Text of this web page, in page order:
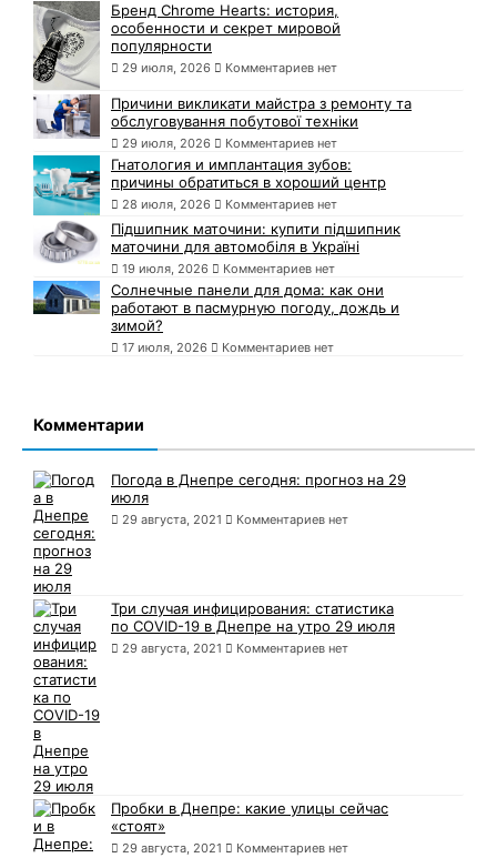
Бренд Chrome Hearts: история,
особенности и секрет мировой
популярности
29 июля, 2026 Комментариев нет
Причини викликати майстра з ремонту та
обслуговування побутової техніки
29 июля, 2026 Комментариев нет
Гнатология и имплантация зубов:
причины обратиться в хороший центр
28 июля, 2026 Комментариев нет
Підшипник маточини: купити підшипник
маточини для автомобіля в Україні
19 июля, 2026 Комментариев нет
Солнечные панели для дома: как они
работают в пасмурную погоду, дождь и
зимой?
17 июля, 2026 Комментариев нет
Комментарии
Погода в Днепре сегодня: прогноз на 29
июля
29 августа, 2021 Комментариев нет
Три случая инфицирования: статистика
по COVID-19 в Днепре на утро 29 июля
29 августа, 2021 Комментариев нет
Пробки в Днепре: какие улицы сейчас
«стоят»
29 августа, 2021 Комментариев нет